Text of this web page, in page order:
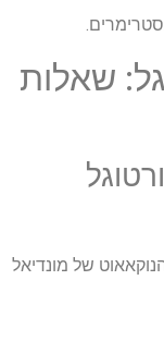
בפורטוגל: שאלות
של מונדיאל